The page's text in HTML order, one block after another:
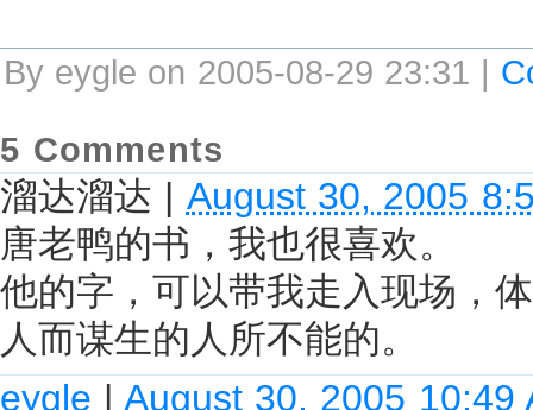
By eygle on 2005-08-29 23:31 |
5 Comments
溜达溜达 | August 30, 2005
唐老鸭的书，我也很喜欢。
他的字，可以带我走入现场，
人而谋生的人所不能的。
eygle | August 30, 2005 10:49